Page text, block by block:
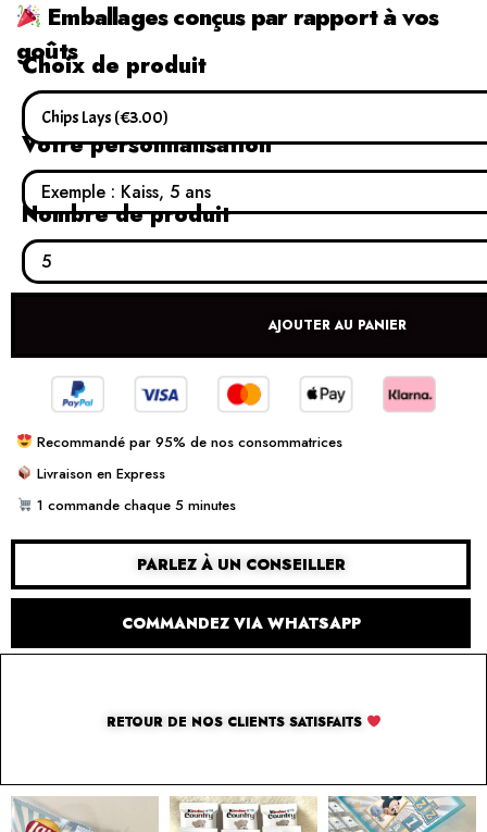
Emballages conçus par rapport à vos
goûts
Choix de produit
Votre personnalisation
Nombre de produit
AJOUTER AU PANIER
Recommandé par 95% de nos consommatrices
Livraison en Express
1 commande chaque 5 minutes
PARLEZ À UN CONSEILLER
COMMANDEZ VIA WHATSAPP
RETOUR DE NOS CLIENTS SATISFAITS